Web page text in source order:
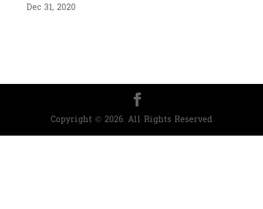
Dec 31, 2020
Copyright © 2026. All Rights Reserved